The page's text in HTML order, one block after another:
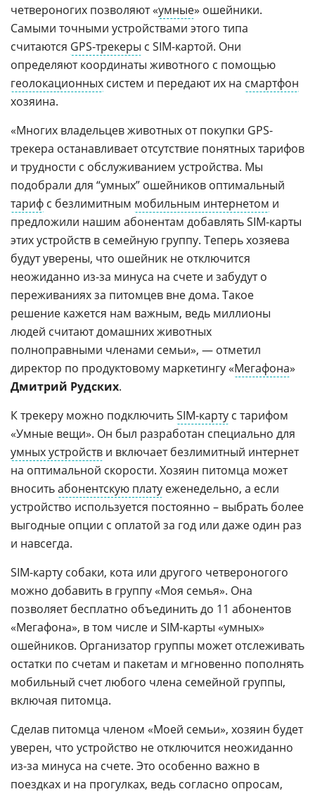
четвероногих позволяют «умные» ошейники.
Самыми точными устройствами этого типа
считаются GPS-трекеры с SIM-картой. Они
определяют координаты животного с помощью
геолокационных систем и передают их на смартфон
хозяина.
«Многих владельцев животных от покупки GPS-
трекера останавливает отсутствие понятных тарифов
и трудности с обслуживанием устройства. Мы
подобрали для “умных” ошейников оптимальный
тариф с безлимитным мобильным интернетом и
предложили нашим абонентам добавлять SIM-карты
этих устройств в семейную группу. Теперь хозяева
будут уверены, что ошейник не отключится
неожиданно из-за минуса на счете и забудут о
переживаниях за питомцев вне дома. Такое
решение кажется нам важным, ведь миллионы
людей считают домашних животных
полноправными членами семьи», — отметил
директор по продуктовому маркетингу «Мегафона»
Дмитрий Рудских.
К трекеру можно подключитьSIM-карту с тарифом
«Умные вещи». Он был разработан специально для
умных устройств и включает безлимитный интернет
на оптимальной скорости. Хозяин питомца может
вноситьабонентскую плату еженедельно, а если
устройство используется постоянно – выбрать более
выгодные опции с оплатой за год или даже один раз
и навсегда.
SIM-карту собаки, кота или другого четвероногого
можно добавить в группу «Моя семья». Она
позволяет бесплатно объединить до 11 абонентов
«Мегафона», в том числе и SIM-карты «умных»
ошейников. Организатор группы может отслеживать
остатки по счетам и пакетам и мгновенно пополнять
мобильный счет любого члена семейной группы,
включая питомца.
Сделав питомца членом «Моей семьи», хозяин будет
уверен, что устройство не отключится неожиданно
из-за минуса на счете. Это особенно важно в
поездках и на прогулках, ведь согласно опросам,